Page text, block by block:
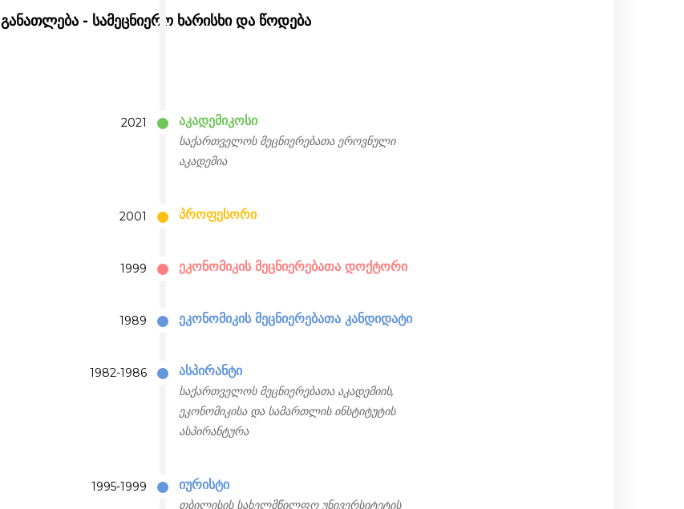
განათლება - სამეცნიერო ხარისხი და წოდება
2021
აკადემიკოსი
საქართველოს მეცნიერებათა ეროვნული
აკადემია
2001 პროფესორი
1999 ეკონომიკის მეცნიერებათა დოქტორი
1989 ეკონომიკის მეცნიერებათა კანდიდატი
1982-1986
ასპირანტი
საქართველოს მეცნიერებათა აკადემიის,
ეკონომიკისა და სამართლის ინსტიტუტის
ასპირანტურა
1995-1999
იურისტი
თბილისის სახელმწილფო უნივერსიტეტის